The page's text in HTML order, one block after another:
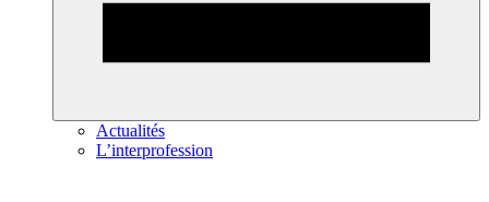
Actualités
L’interprofession